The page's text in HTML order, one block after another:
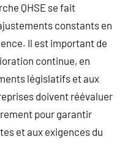
QHSE se fait
constants en
Il est important de
continue, en
législatifs et aux
doivent réévaluer
pour garantir
et aux exigences du